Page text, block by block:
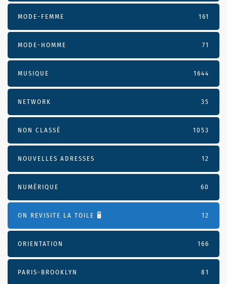
MODE-FEMME 161
MODE-HOMME 71
MUSIQUE 1644
NETWORK 35
NON CLASSÉ 1053
NOUVELLES ADRESSES 12
NUMÉRIQUE 60
ON REVISITE LA TOILE 🖥️ 12
ORIENTATION 166
PARIS-BROOKLYN 81